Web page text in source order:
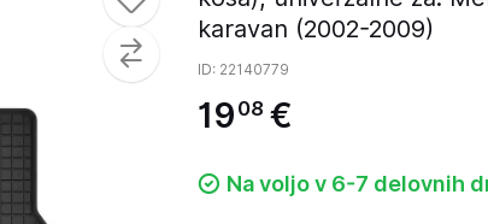
karavan (2002-2009)
ID: 22140779
19 08 €
Na voljo v 6-7 delovnih